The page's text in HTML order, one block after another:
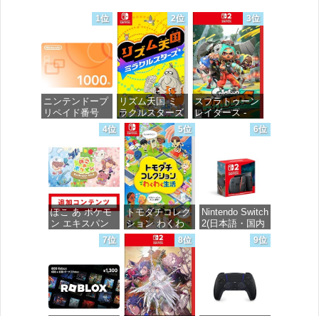
1位
ニンテンドープ
リペイド番号
1000円|オンラ
価格：¥1,000
2位
リズム天国 ミ
ラクルスターズ
-Switch
価格：¥5,645
3位
スプラトゥーン
レイダース -
Switch2
4位
ぽこ あ ポケモ
ン エキスパン
ションパス|オン
ラインコード版
価格：¥4,400
5位
トモダチコレク
ション わくわ
く生活 -Switch
価格：¥6,145
6位
Nintendo Switch
2(日本語・国内
7位 8位 9位